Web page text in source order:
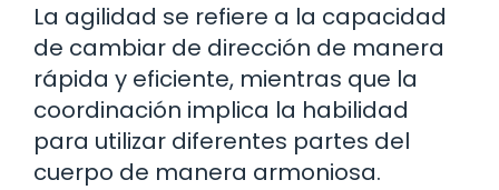
La agilidad se refiere a la capacidad
de cambiar de dirección de manera
rápida y eficiente, mientras que la
coordinación implica la habilidad
para utilizar diferentes partes del
cuerpo de manera armoniosa.